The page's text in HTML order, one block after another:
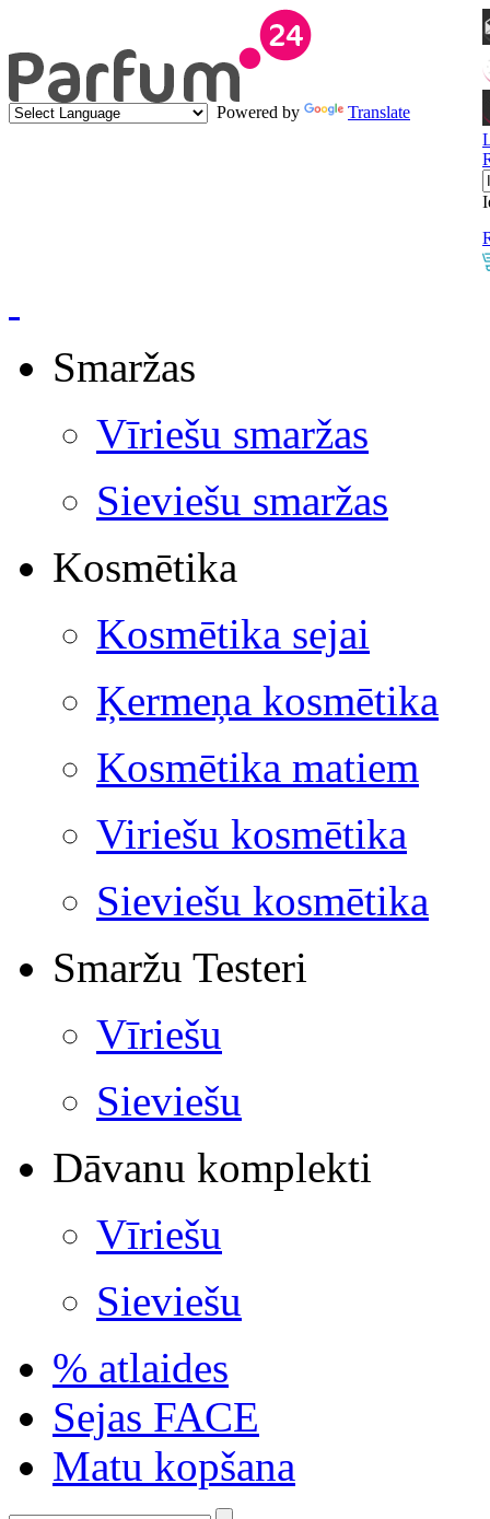
Powered by
Translate
Smaržas
Vīriešu smaržas
Sieviešu smaržas
Kosmētika
Kosmētika sejai
Ķermeņa kosmētika
Kosmētika matiem
Viriešu kosmētika
Sieviešu kosmētika
Smaržu Testeri
Vīriešu
Sieviešu
Dāvanu komplekti
Vīriešu
Sieviešu
% atlaides
Sejas FACE
Matu kopšana